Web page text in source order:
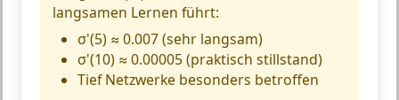
langsamen Lernen führt:
σ'(5) ≈ 0.007 (sehr langsam)
σ'(10) ≈ 0.00005 (praktisch stillstand)
Tief Netzwerke besonders betroffen